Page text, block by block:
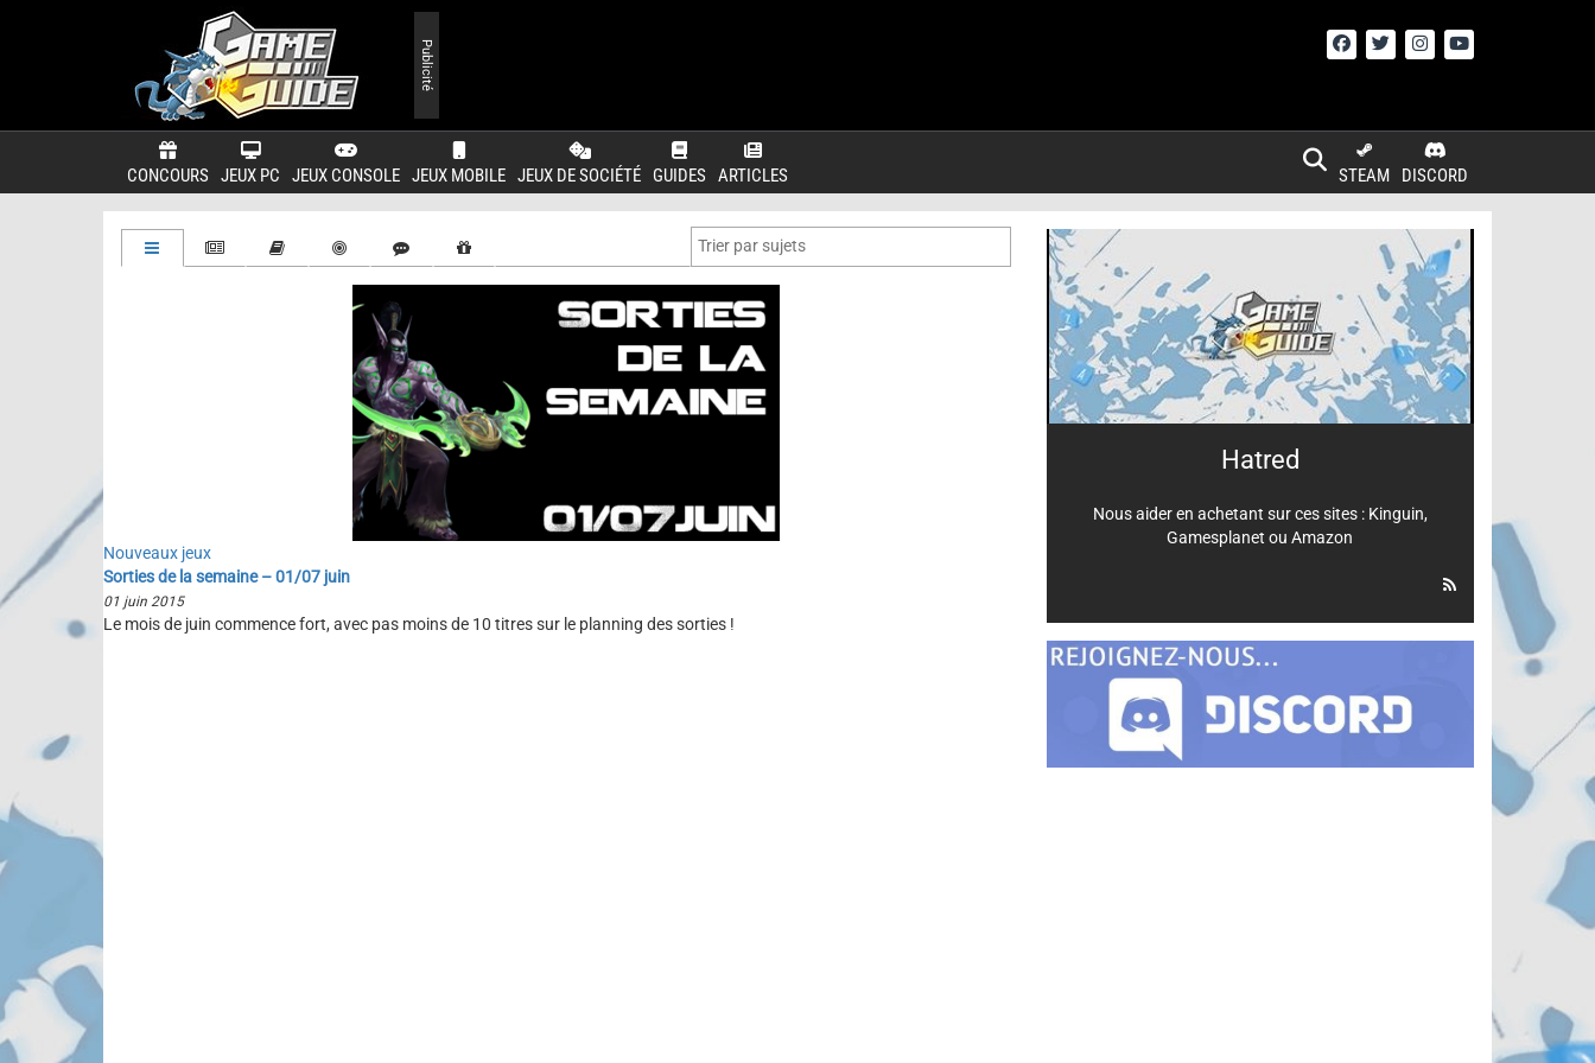
CONCOURS JEUX PC JEUX CONSOLE JEUX MOBILE JEUX DE SOCIÉTÉ GUIDES ARTICLES DISCORD
STEAM
Publicité
Nouveaux jeux
Sorties de la semaine – 01/07 juin
01 juin 2015
Le mois de juin commence fort, avec pas moins de 10 titres sur le planning des sorties !
Hatred
Nous aider en achetant sur ces sites : Kinguin,
Gamesplanet ouAmazon